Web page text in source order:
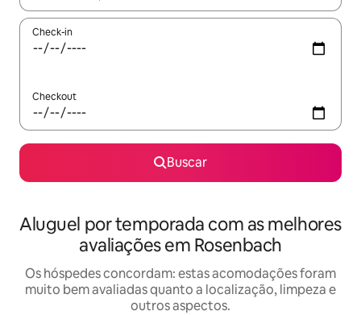
Check-in
Checkout
Buscar
Aluguel por temporada com as melhores
avaliações em Rosenbach
Os hóspedes concordam: estas acomodações foram
muito bem avaliadas quanto a localização, limpeza e
outros aspectos.